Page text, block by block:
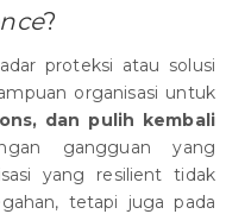
?
proteksi atau solusi
organisasi untuk
dan pulih kembali
gangguan yang
yang resilient tidak
tetapi juga pada